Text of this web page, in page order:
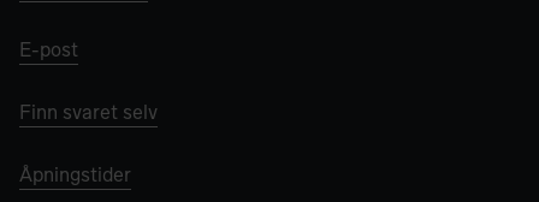
E-post
Finn svaret selv
Åpningstider